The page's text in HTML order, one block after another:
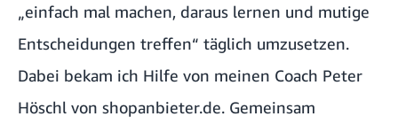
„einfach mal machen, daraus lernen und mutige
Entscheidungen treffen“ täglich umzusetzen.
Dabei bekam ich Hilfe von meinen Coach Peter
Höschl von shopanbieter.de. Gemeinsam